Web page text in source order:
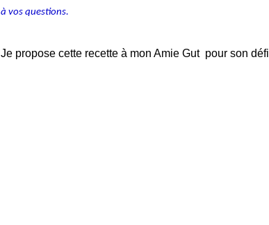
à vos questions.
Je propose cette recette à mon Amie Gut pour son défi